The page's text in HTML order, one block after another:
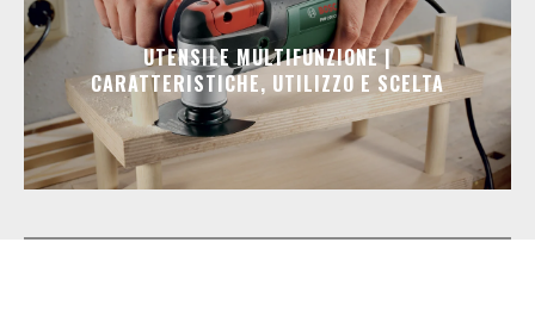
UTENSILE MULTIFUNZIONE |
CARATTERISTICHE, UTILIZZO E SCELTA